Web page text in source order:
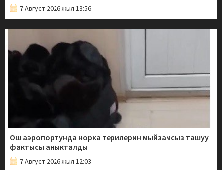
7 Август 2026 жыл 13:56
Ош аэропортунда норка терилерин мыйзамсыз ташуу
фактысы аныкталды
7 Август 2026 жыл 12:03